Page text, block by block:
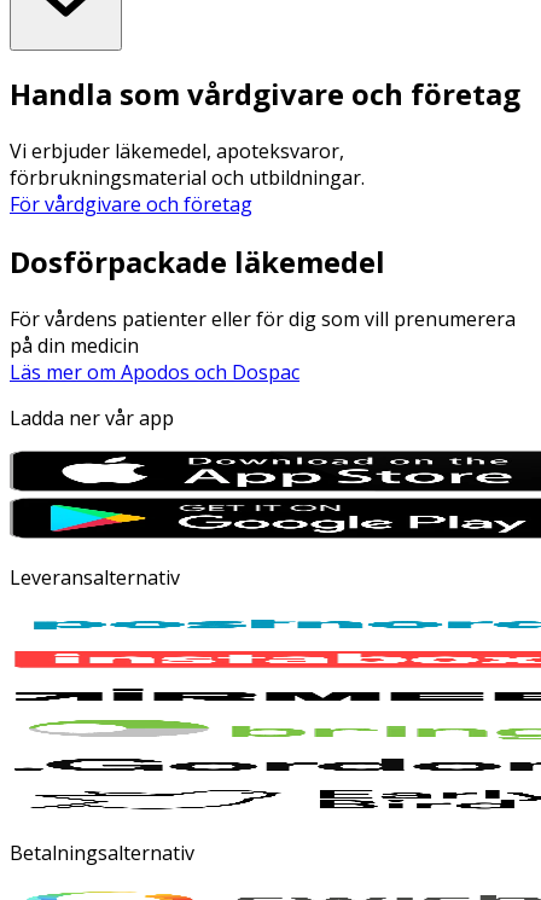
Handla som vårdgivare och företag
Vi erbjuder läkemedel, apoteksvaror,
förbrukningsmaterial och utbildningar.
För vårdgivare och företag
Dosförpackade läkemedel
För vårdens patienter eller för dig som vill prenumerera
på din medicin
Läs mer om Apodos och Dospac
Ladda ner vår app
Leveransalternativ
Betalningsalternativ